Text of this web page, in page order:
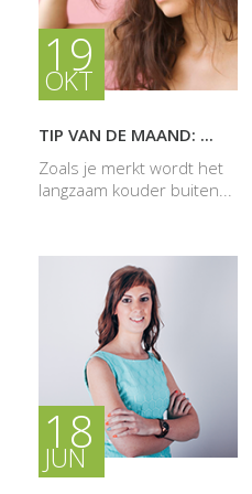
TIP VAN DE MAAND: ...
19
OKT
Zoals je merkt wordt het
langzaam kouder buiten...
18
JUN